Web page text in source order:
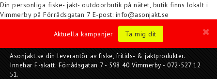
Din personliga fiske- jakt- outdoorbutik på nätet, butik finns lokalt i
Vimmerby på Förrådsgatan 7 E-post: info@asonjakt.se
Aktuella kampanjer Ta mig dit
Asonjakt.se din leverantör av fiske, fritids- & jaktprodukter.
Innehar F-skatt. Förrådsgatan 7 - 598 40 Vimmerby - 072-527 12
51.